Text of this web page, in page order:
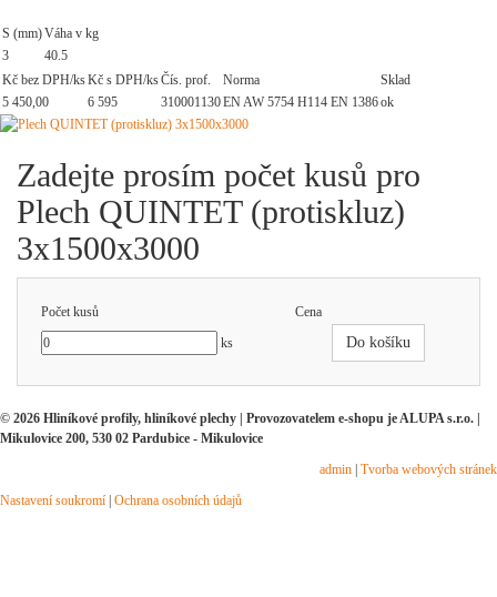
S (mm)Váha v kg
3
40.5
Kč bez DPH/ksKč s DPH/ksČís. prof. Norma
Sklad
5 450,00
6 595 310001130EN AW 5754 H114 EN 1386ok
Zadejte prosím počet kusů pro
Plech QUINTET (protiskluz)
3x1500x3000
Počet kusů
Cena
ks
Do košíku
© 2026 Hliníkové profily, hliníkové plechy | Provozovatelem e-shopu je ALUPA s.r.o. |
Mikulovice 200, 530 02 Pardubice - Mikulovice
admin Tvorba webových stránek
Nastavení soukromí Ochrana osobních údajů